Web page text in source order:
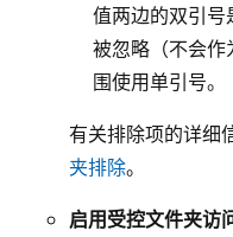
值两边的双引
被忽略（不会作
围使用单引号。
有关排除项的详细
夹排除。
启用受控文件夹访